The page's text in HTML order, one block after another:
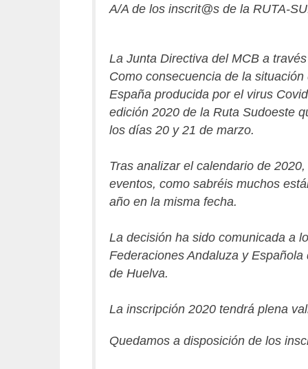
A/A de los inscrit@s de la RUTA-
La Junta Directiva del MCB a
Como consecuencia de la
España producida por el virus
edición 2020 de la Ruta Sudoeste
los días 20 y 21 de marzo.
Tras analizar el calendario de
eventos, como sabréis muchos
año en la misma fecha.
La decisión ha sido comunicada a
Federaciones Andaluza y
de Huelva.
La inscripción 2020 tendrá plena
Quedamos a disposición de los